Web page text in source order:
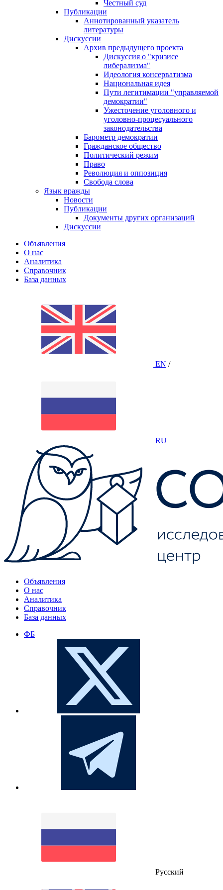
Честный суд
Публикации
Аннотированный указатель
литературы
Дискуссии
Архив предыдущего проекта
Дискуссия о "кризисе
либерализма"
Идеология консерватизма
Национальная идея
Пути легитимации "управляемой
демократии"
Ужесточение уголовного и
уголовно-процесуального
законодательства
Барометр демократии
Гражданское общество
Политический режим
Право
Революция и оппозиция
Свобода слова
Язык вражды
Новости
Публикации
Документы других организаций
Дискуссии
Объявления
О нас
Аналитика
Справочник
База данных
EN /
RU
Объявления
О нас
Аналитика
Справочник
База данных
ФБ
Русский